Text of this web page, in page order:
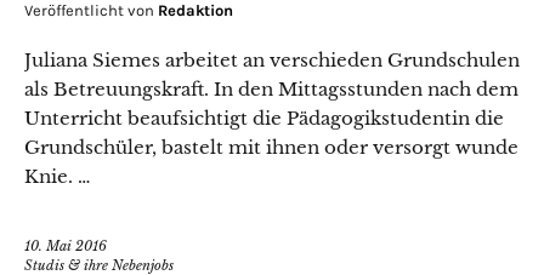
Veröffentlicht von Redaktion
Juliana Siemes arbeitet an verschieden Grundschulen
als Betreuungskraft. In den Mittagsstunden nach dem
Unterricht beaufsichtigt die Pädagogikstudentin die
Grundschüler, bastelt mit ihnen oder versorgt wunde
Knie. …
10. Mai 2016
Studis & ihre Nebenjobs